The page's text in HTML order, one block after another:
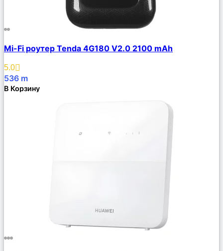
Описание
Избранное
Mi-Fi роутер Tenda 4G180 V2.0 2100 mAh
5.0
536 m
В Корзину